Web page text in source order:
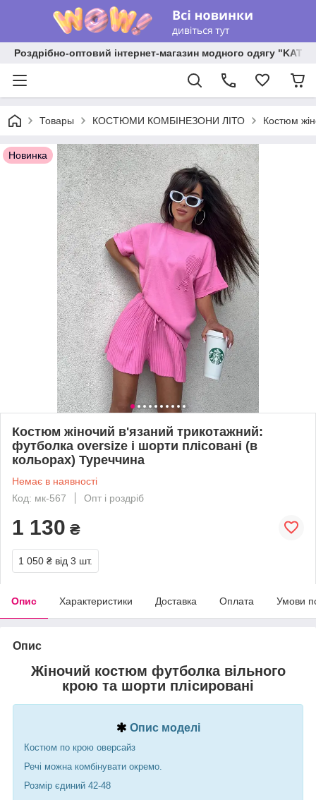
Роздрібно-оптовий інтернет-магазин модного одягу
Товары КОСТЮМИ КОМБІНЕЗОНИ ЛІТО Костюм
Новинка
Костюм жіночий в'язаний трикотажний:
футболка oversize і шорти плісовані (в
кольорах) Туреччина
Немає в наявності
Код: мк-567
Опт і роздріб
1 130 ₴
1 050 ₴ від 3 шт.
Опис Характеристики Доставка Оплата Умови
Опис
Жіночий костюм футболка вільного
крою та шорти плісировані
Опис моделі
Костюм по крою оверсайз
Речі можна комбінувати окремо.
Розмір єдиний 42-48